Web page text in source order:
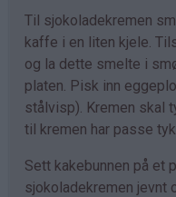
Til sjokoladekremen
kaffe i en liten kjele.
og la dette smelte i
platen. Pisk inn
stålvisp). Kremen skal
til kremen har passe
Sett kakebunnen på et
sjokoladekremen jevnt